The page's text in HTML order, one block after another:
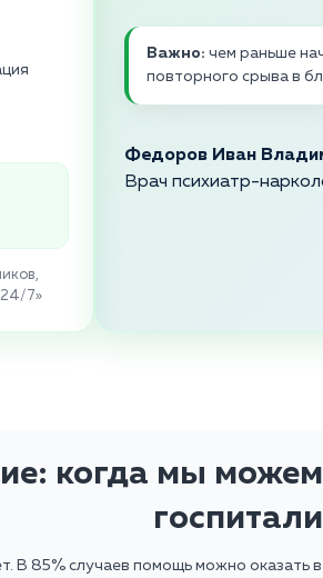
24/7»
Важно: чем раньше
повторного срыва в
Федоров Иван
Врач психиатр-
когда мы
В 85% случаев помощь можно оказать в